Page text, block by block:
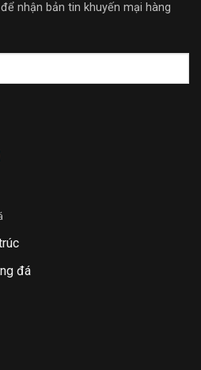
nhận bản tin khuyến mại hàng
đá